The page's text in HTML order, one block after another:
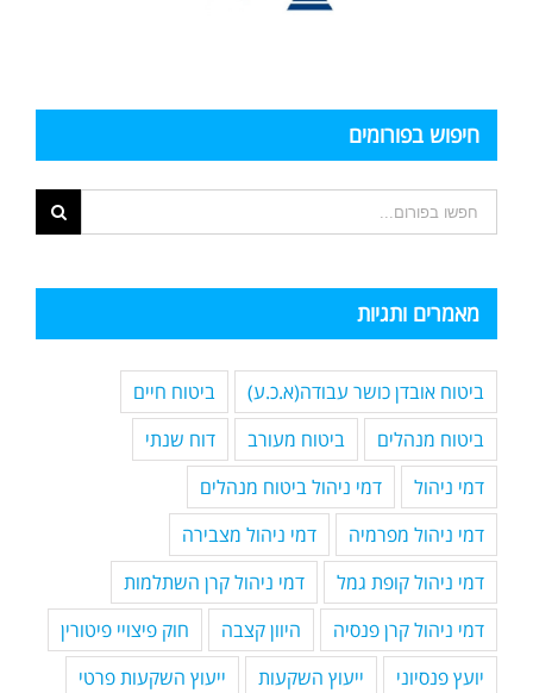
חיפוש בפורומים
מאמרים ותגיות
ביטוח אובדן כושר עבודה(א.כ.ע)
ביטוח חיים
ביטוח מנהלים
ביטוח מעורב
דוח שנתי
דמי ניהול
דמי ניהול ביטוח מנהלים
דמי ניהול מפרמיה
דמי ניהול מצבירה
דמי ניהול קופת גמל
דמי ניהול קרן השתלמות
דמי ניהול קרן פנסיה
היוון קצבה
חוק פיצויי פיטורין
יועץ פנסיוני
ייעוץ השקעות
ייעוץ השקעות פרטי